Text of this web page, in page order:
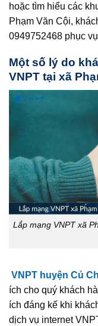
hoặc tìm hiểu các
Phạm Văn Cội,
0949752468 phục
Một số lý do
VNPT tại xã
Lắp mạng VNPT xã
VNPT huyện Củ
ích cho quý khách
ích đáng kế khi
dịch vụ internet